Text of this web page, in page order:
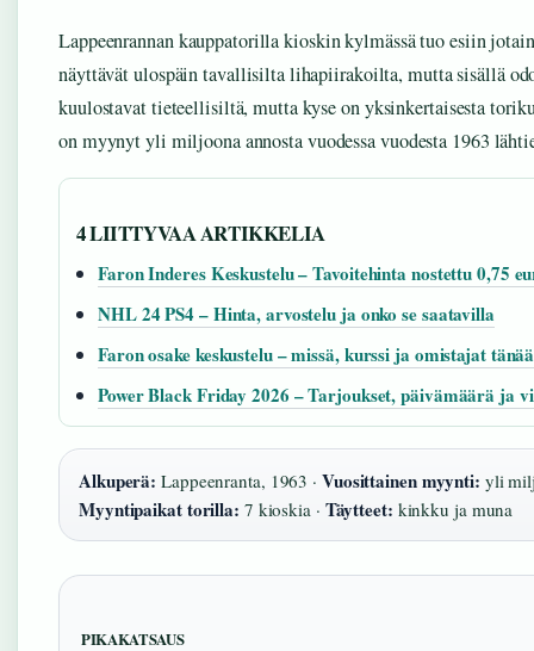
Lappeenrannan kauppatorilla kioskin kylmässä tuo esiin
näyttävät ulospäin tavallisilta lihapiirakoilta, mutta sisällä
kuulostavat tieteellisiltä, mutta kyse on yksinkertaisesta
on myynyt yli miljoona annosta vuodessa vuodesta 1963
4 LIITTYVAA ARTIKKELIA
Faron Inderes Keskustelu – Tavoitehinta nostettu 0,75
NHL 24 PS4 – Hinta, arvostelu ja onko se saatavilla
Faron osake keskustelu – missä, kurssi ja omistajat
Power Black Friday 2026 – Tarjoukset, päivämäärä ja
Alkuperä: Lappeenranta, 1963 · Vuosittainen myynti: yli
Myyntipaikat torilla: 7 kioskia · Täytteet: kinkku ja muna
PIKAKATSAUS